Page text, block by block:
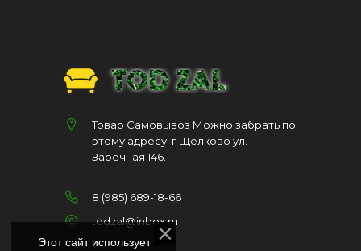
Товар Самовывоз Можно забрать по
этому адресу. г Щелково ул.
Заречная 146.
8 (985) 689-18-66
todzal@inbox.ru
Этот сайт использует